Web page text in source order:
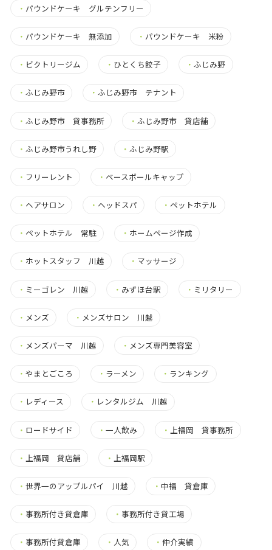
・ パウンドケーキ グルテンフリー
・ パウンドケーキ 無添加 ・ パウンドケーキ 米粉
・ ビクトリージム ・ ひとくち餃子 ・ふじみ野
・ ふじみ野市 ・ふじみ野市 テナント
・ ふじみ野市 貸事務所 ・ふじみ野市 貸店舗
・ ふじみ野市うれし野 ・ふじみ野駅
・ フリーレント ・ ベースボールキャップ
・ ヘアサロン ・ ヘッドスパ ・ペットホテル
・ ペットホテル 常駐 ・ ホームページ作成
・ ホットスタッフ 川越 ・ マッサージ
・ ミーゴレン 川越 ・ みずほ台駅 ・ ミリタリー
・ メンズ ・ メンズサロン 川越
・ メンズパーマ 川越 ・ メンズ専門美容室
・ やまとごころ ・ ラーメン ・ ランキング
・ レディース ・ レンタルジム 川越
・ ロードサイド ・一人飲み ・ 上福岡 貸事務所
・ 上福岡 貸店舗 ・ 上福岡駅
・ 世界一のアップルパイ 川越 ・中福 貸倉庫
・ 事務所付き貸倉庫 ・ 事務所付き貸工場
・ 事務所付貸倉庫 ・ 人気 ・仲介実績